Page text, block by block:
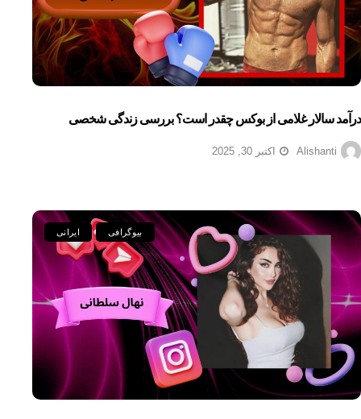
درآمد سالار غلامی از بوکس چقدر است؟ بررسی زندگی شخصی
Alishanti اکتبر 30, 2025
ایرانی بیوگرافی